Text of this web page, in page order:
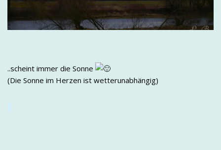
..scheint immer die Sonne
(Die Sonne im Herzen ist wetterunabhängig)